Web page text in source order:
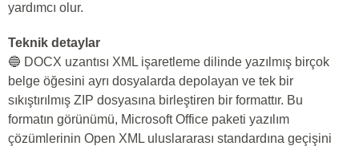
yardımcı olur.
Teknik detaylar
🔵 DOCX uzantısı XML işaretleme dilinde yazılmış birçok
belge öğesini ayrı dosyalarda depolayan ve tek bir
sıkıştırılmış ZIP dosyasına birleştiren bir formattır. Bu
formatın görünümü, Microsoft Office paketi yazılım
çözümlerinin Open XML uluslararası standardına geçişini